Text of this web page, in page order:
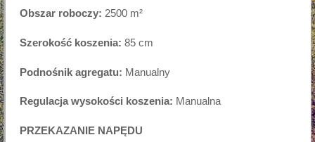
Obszar roboczy: 2500 m²
Szerokość koszenia: 85 cm
Podnośnik agregatu: Manualny
Regulacja wysokości koszenia: Manualna
PRZEKAZANIE NAPĘDU